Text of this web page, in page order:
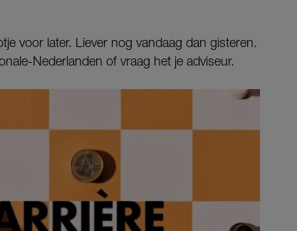
voor later. Liever nog vandaag dan gisteren.
Nederlanden of vraag het je adviseur.